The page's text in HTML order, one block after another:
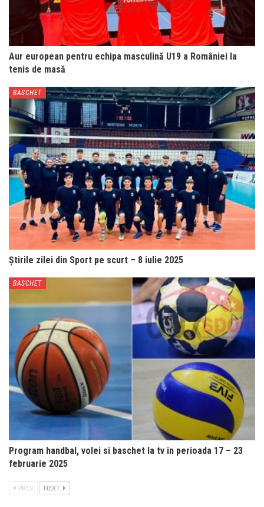
Aur european pentru echipa masculină U19 a României la
tenis de masă
BASCHET
Știrile zilei din Sport pe scurt – 8 iulie 2025
BASCHET
Program handbal, volei si baschet la tv in perioada 17 – 23
februarie 2025
PREV NEXT